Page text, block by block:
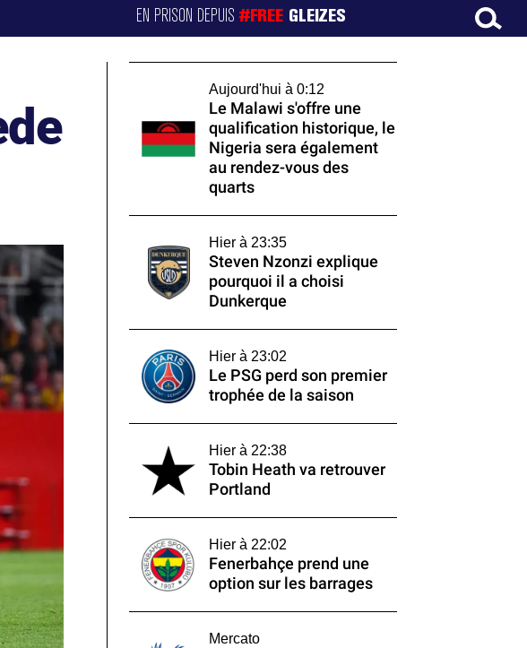
EN PRISON DEPUIS#FREE GLEIZES
Aujourd'hui à 0:12
Le Malawi s'offre une
qualification historique, le
Nigeria sera également
au rendez-vous des
quarts
Hier à 23:35
Steven Nzonzi explique
pourquoi il a choisi
Dunkerque
Hier à 23:02
Le PSG perd son premier
trophée de la saison
Hier à 22:38
Tobin Heath va retrouver
Portland
Hier à 22:02
Fenerbahçe prend une
option sur les barrages
Mercato